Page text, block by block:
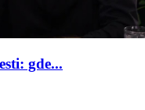
gde...